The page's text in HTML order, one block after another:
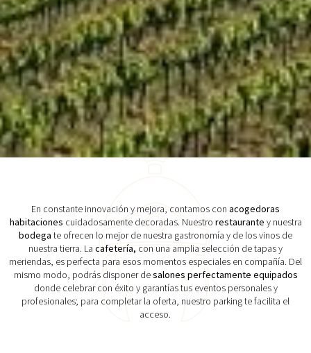
En constante innovación y mejora, contamos con acogedoras
habitaciones cuidadosamente decoradas. Nuestro restaurante y nuestra
bodega te ofrecen lo mejor de nuestra gastronomía y de los vinos de
nuestra tierra. La cafetería, con una amplia selección de tapas y
meriendas, es perfecta para esos momentos especiales en compañía. Del
mismo modo, podrás disponer desalones perfectamente equipados
donde celebrar con éxito y garantías tus eventos personales y
profesionales; para completar la oferta, nuestro parking te facilita el
acceso.